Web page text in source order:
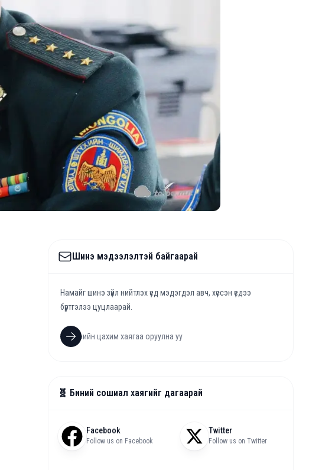
Шинэ мэдээлэлтэй байгаарай
Намайг шинэ зүйл нийтлэх үед мэдэгдэл авч, хүссэн үедээ
бүртгэлээ цуцлаарай.
🧬 Биний сошиал хаягийг дагаарай
Facebook
Follow us on Facebook
Twitter
Follow us on Twitter